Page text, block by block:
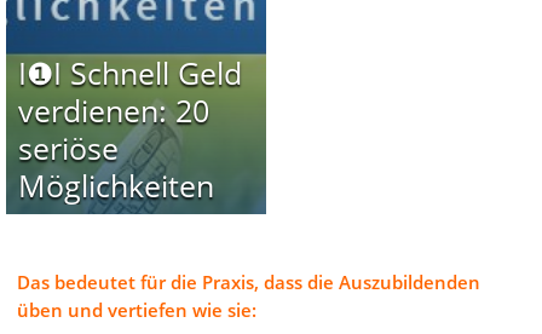
I❶I Schnell Geld
verdienen: 20
seriöse
Möglichkeiten
Das bedeutet für die Praxis, dass die Auszubildenden
üben und vertiefen wie sie: